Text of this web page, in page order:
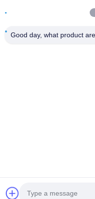
Zimmer 502,
Stadt Beijiao, Foshan,
Geldautomaten Lieferant.
Good day, what product